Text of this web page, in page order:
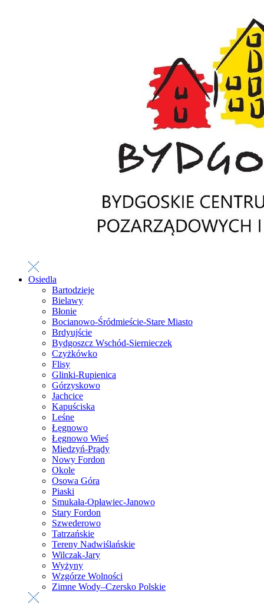
Osiedla
Bartodzieje
Bielawy
Błonie
Bocianowo-Śródmieście-Stare Miasto
Brdyujście
Bydgoszcz Wschód-Siernieczek
Czyżkówko
Flisy
Glinki-Rupienica
Górzyskowo
Jachcice
Kapuściska
Leśne
Łęgnowo
Łęgnowo Wieś
Miedzyń-Prądy
Nowy Fordon
Okole
Osowa Góra
Piaski
Smukała-Opławiec-Janowo
Stary Fordon
Szwederowo
Tatrzańskie
Tereny Nadwiślańskie
Wilczak-Jary
Wyżyny
Wzgórze Wolności
Zimne Wody–Czersko Polskie